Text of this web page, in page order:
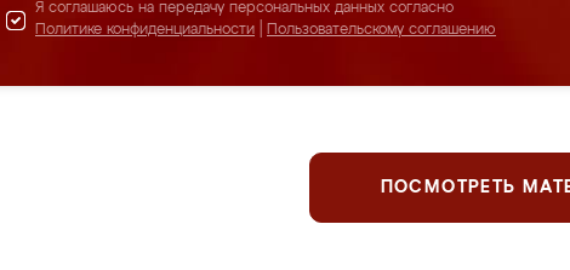
Я соглашаюсь на передачу персональных данных согласно
Политике конфиденциальности
Пользовательскому соглашению
ПОСМОТРЕТЬ